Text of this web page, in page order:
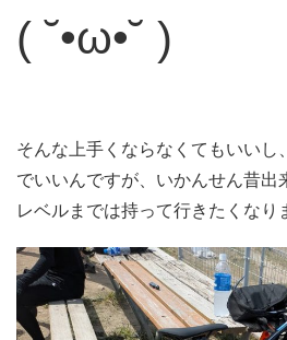
( ˘•ω•˘ )
そんな上手くならなくてもいいし
でいいんですが、いかんせん昔出
レベルまでは持って行きたくなり